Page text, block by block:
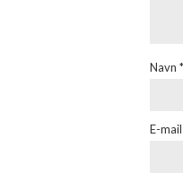
Navn *
E-mail